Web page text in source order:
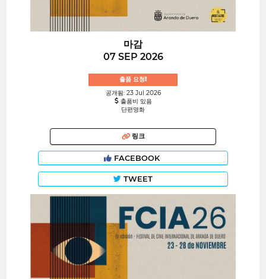
마감
07 SEP 2026
출품 요청!
공개됨: 23 Jul 2026
출품비 있음
단편영화
링크
FACEBOOK
TWEET